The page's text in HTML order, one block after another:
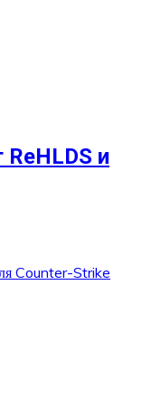
ReHLDS и